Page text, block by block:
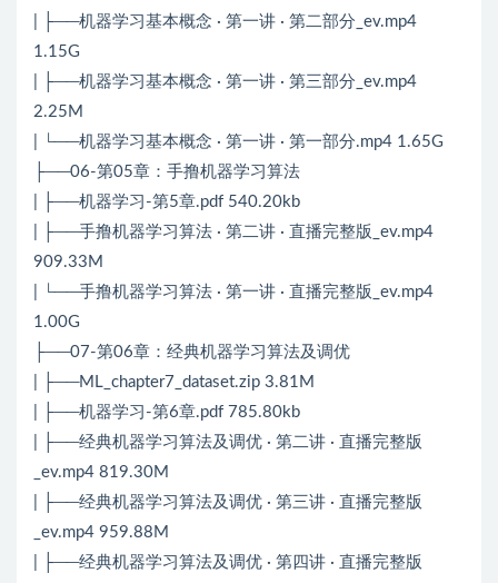
| ├──机器学习基本概念 · 第一讲 · 第二部分_ev.mp4
1.15G
| ├──机器学习基本概念 · 第一讲 · 第三部分_ev.mp4
2.25M
| └──机器学习基本概念 · 第一讲 · 第一部分.mp4 1.65G
├──06-第05章：手撸机器学习算法
| ├──机器学习-第5章.pdf 540.20kb
| ├──手撸机器学习算法 · 第二讲 · 直播完整版_ev.mp4
909.33M
| └──手撸机器学习算法 · 第一讲 · 直播完整版_ev.mp4
1.00G
├──07-第06章：经典机器学习算法及调优
| ├──ML_chapter7_dataset.zip 3.81M
| ├──机器学习-第6章.pdf 785.80kb
| ├──经典机器学习算法及调优 · 第二讲 · 直播完整版
_ev.mp4 819.30M
| ├──经典机器学习算法及调优 · 第三讲 · 直播完整版
_ev.mp4 959.88M
| ├──经典机器学习算法及调优 · 第四讲 · 直播完整版